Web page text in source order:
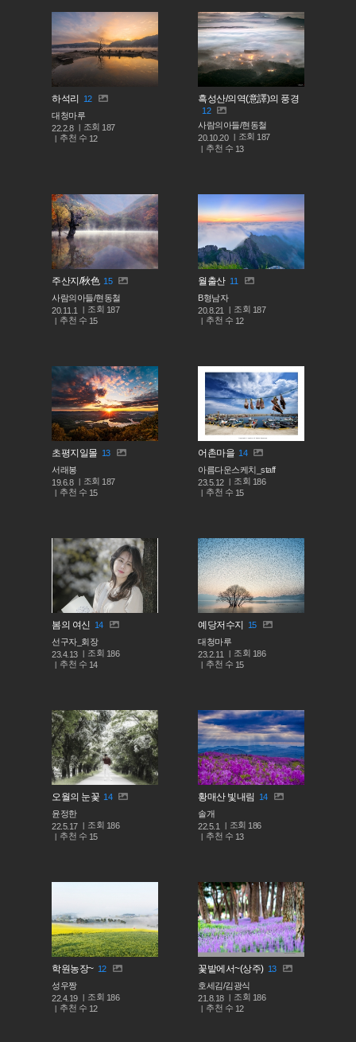
하석리 12
대청마루
22.2.8
조회 187
추천 수 12
흑성산/의역(意譯)의 풍경
12
사람의아들/현동철
20.10.20
조회 187
추천 수 13
주산지/秋色 15
사람의아들/현동철
20.11.1
조회 187
추천 수 15
월출산 11
B형남자
20.8.21
조회 187
추천 수 12
초평지일몰 13
서래봉
19.6.8
조회 187
추천 수 15
어촌마을 14
아름다운스케치_staff
23.5.12
조회 186
추천 수 15
봄의 여신 14
선구자_회장
23.4.13
조회 186
추천 수 14
예당저수지 15
대청마루
23.2.11
조회 186
추천 수 15
오월의 눈꽃 14
윤정한
22.5.17
조회 186
추천 수 15
황매산 빛내림 14
솔개
22.5.1
조회 186
추천 수 13
학원농장~ 12
성우짱
22.4.19
조회 186
추천 수 12
꽃밭에서~(상주) 13
호세김/김광식
21.8.18
조회 186
추천 수 12